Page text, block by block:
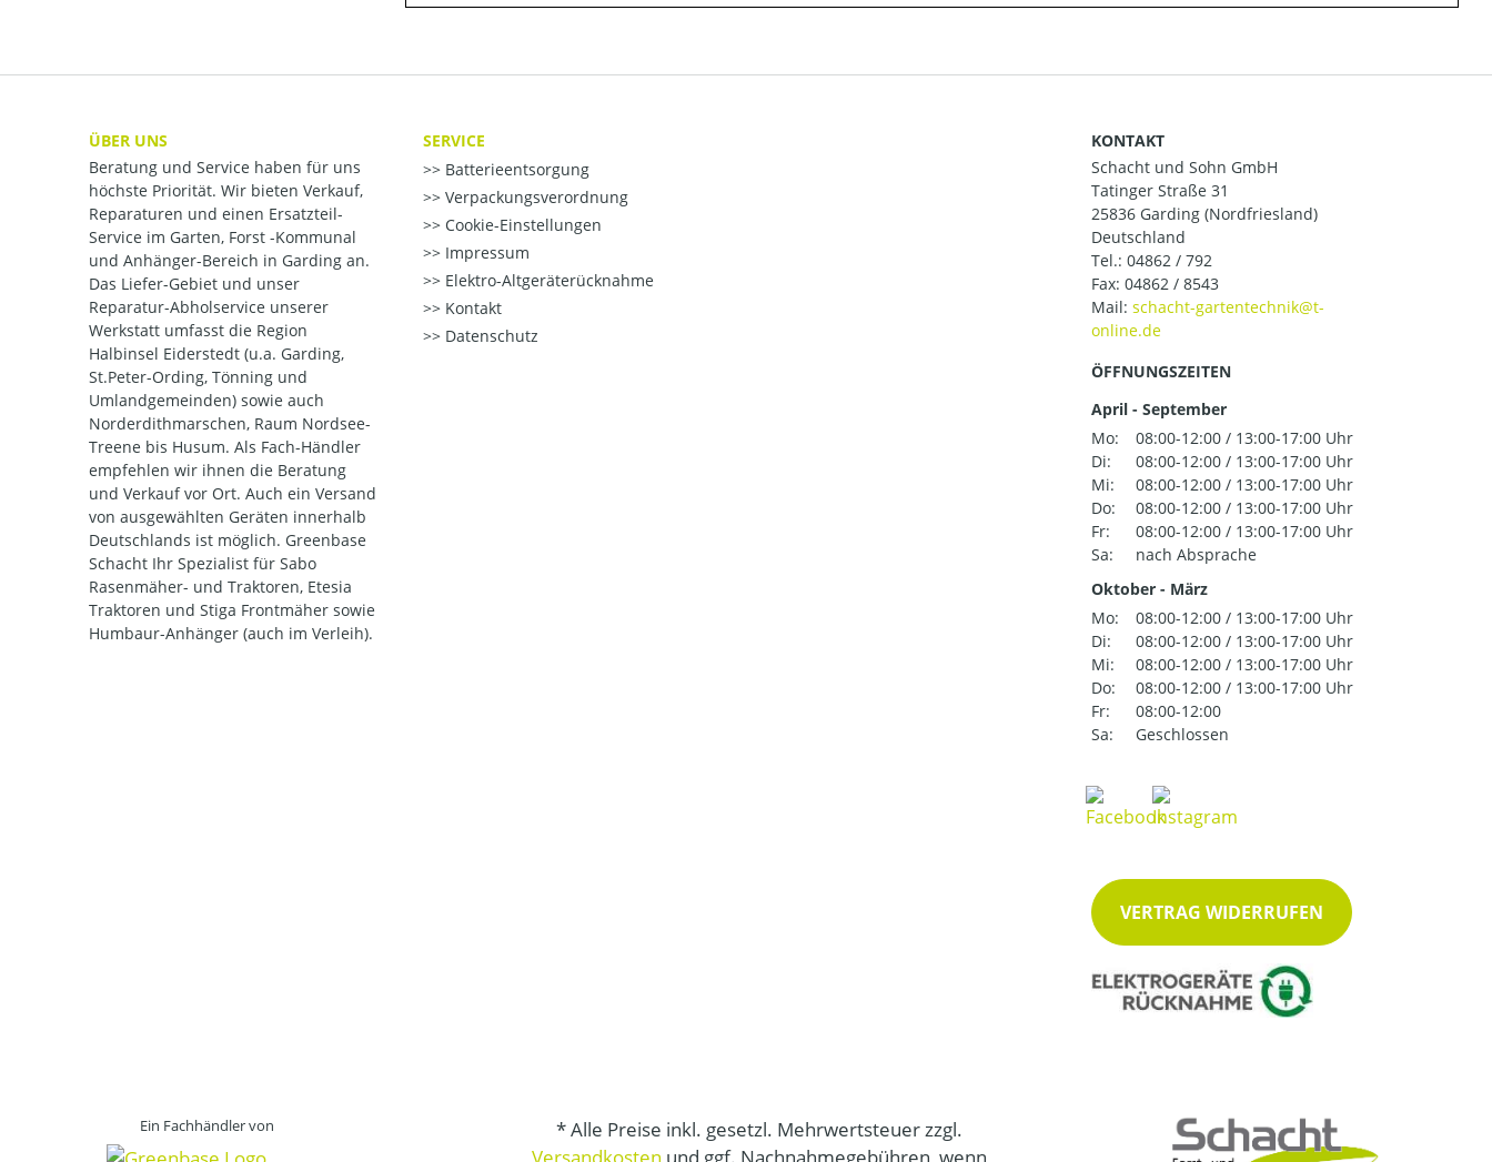
ÜBER UNS
Beratung und Service haben für uns
höchste Priorität. Wir bieten Verkauf,
Reparaturen und einen Ersatzteil-
Service im Garten, Forst -Kommunal
und Anhänger-Bereich in Garding an.
Das Liefer-Gebiet und unser
Reparatur-Abholservice unserer
Werkstatt umfasst die Region
Halbinsel Eiderstedt (u.a. Garding,
St.Peter-Ording, Tönning und
Umlandgemeinden) sowie auch
Norderdithmarschen, Raum Nordsee-
Treene bis Husum. Als Fach-Händler
empfehlen wir ihnen die Beratung
und Verkauf vor Ort. Auch ein Versand
von ausgewählten Geräten innerhalb
Deutschlands ist möglich. Greenbase
Schacht Ihr Spezialist für Sabo
Rasenmäher- und Traktoren, Etesia
Traktoren und Stiga Frontmäher sowie
Humbaur-Anhänger (auch im Verleih).
SERVICE
Batterieentsorgung
Verpackungsverordnung
Cookie-Einstellungen
Impressum
Elektro-Altgeräterücknahme
Kontakt
Datenschutz
KONTAKT
Schacht und Sohn GmbH
Tatinger Straße 31
25836 Garding (Nordfriesland)
Deutschland
Tel.: 04862 / 792
Fax: 04862 / 8543
Mail:
ÖFFNUNGSZEITEN
April - September
Mo:
08:00-12:00 / 13:00-17:00 Uhr
Di:
08:00-12:00 / 13:00-17:00 Uhr
Mi:
08:00-12:00 / 13:00-17:00 Uhr
Do:
08:00-12:00 / 13:00-17:00 Uhr
Fr:
08:00-12:00 / 13:00-17:00 Uhr
Sa:
nach Absprache
Oktober - März
Mo:
08:00-12:00 / 13:00-17:00 Uhr
Di:
08:00-12:00 / 13:00-17:00 Uhr
Mi:
08:00-12:00 / 13:00-17:00 Uhr
Do:
08:00-12:00 / 13:00-17:00 Uhr
Fr:
08:00-12:00
Sa:
Geschlossen
VERTRAG WIDERRUFEN
Ein Fachhändler von
* Alle Preise inkl. gesetzl. Mehrwertsteuer zzgl.